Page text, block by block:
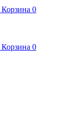
Корзина 0
Корзина 0